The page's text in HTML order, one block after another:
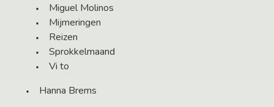
Miguel Molinos
Mijmeringen
Reizen
Sprokkelmaand
Vi to
Hanna Brems